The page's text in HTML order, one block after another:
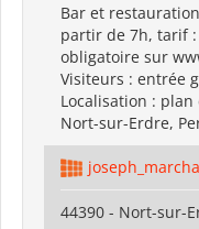
Bar et
partir de 7h, tarif
obligatoire sur
Visiteurs : entrée
Localisation : plan
Nort-sur-Erdre,
44390 - Nort-sur-